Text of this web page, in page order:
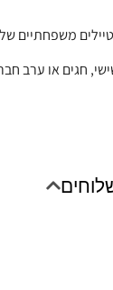
חגים או ערב